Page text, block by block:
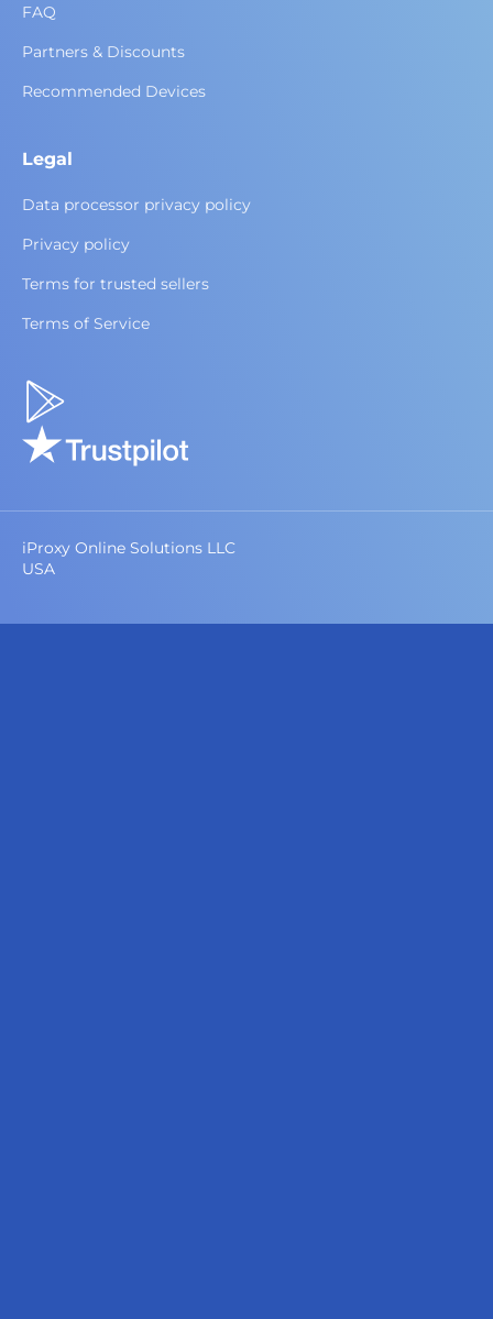
FAQ
Partners & Discounts
Recommended Devices
Legal
Data processor privacy policy
Privacy policy
Terms for trusted sellers
Terms of Service
iProxy Online Solutions LLC
USA